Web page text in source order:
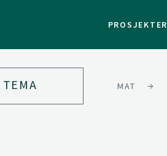
PROSJEKTER
TEMA MAT